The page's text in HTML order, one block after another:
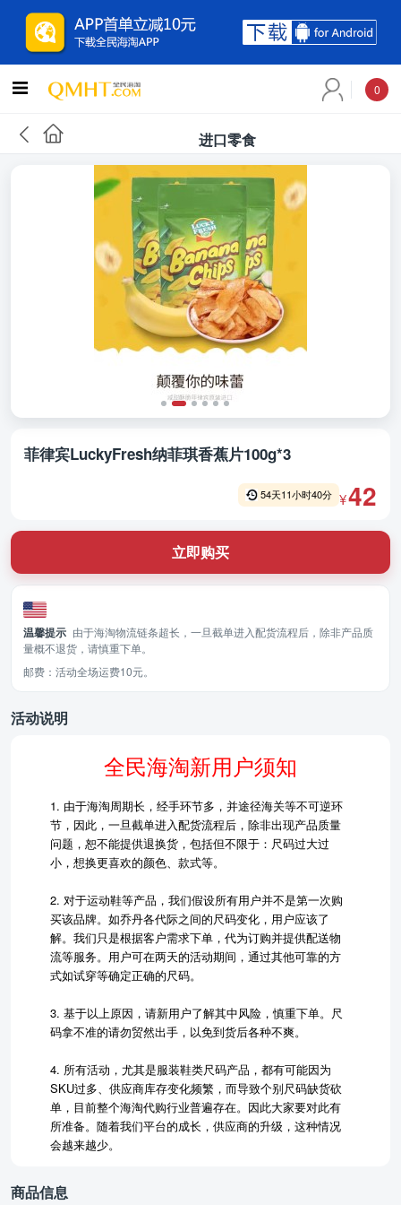
0
进口零食
菲律宾LuckyFresh纳菲琪香蕉片100g*3
54天11小时40分 ¥42
立即购买
温馨提示 由于海淘物流链条超长，一旦截单进入配货流程后，除非产品质
量概不退货，请慎重下单。
邮费：活动全场运费10元。
活动说明
全民海淘新用户须知
1. 由于海淘周期长，经手环节多，并途径海关等不可逆环
节，因此，一旦截单进入配货流程后，除非出现产品质量
问题，恕不能提供退换货，包括但不限于：尺码过大过
小，想换更喜欢的颜色、款式等。
2. 对于运动鞋等产品，我们假设所有用户并不是第一次购
买该品牌。如乔丹各代际之间的尺码变化，用户应该了
解。我们只是根据客户需求下单，代为订购并提供配送物
流等服务。用户可在两天的活动期间，通过其他可靠的方
式如试穿等确定正确的尺码。
3. 基于以上原因，请新用户了解其中风险，慎重下单。尺
码拿不准的请勿贸然出手，以免到货后各种不爽。
4. 所有活动，尤其是服装鞋类尺码产品，都有可能因为
SKU过多、供应商库存变化频繁，而导致个别尺码缺货砍
单，目前整个海淘代购行业普遍存在。因此大家要对此有
所准备。随着我们平台的成长，供应商的升级，这种情况
会越来越少。
商品信息